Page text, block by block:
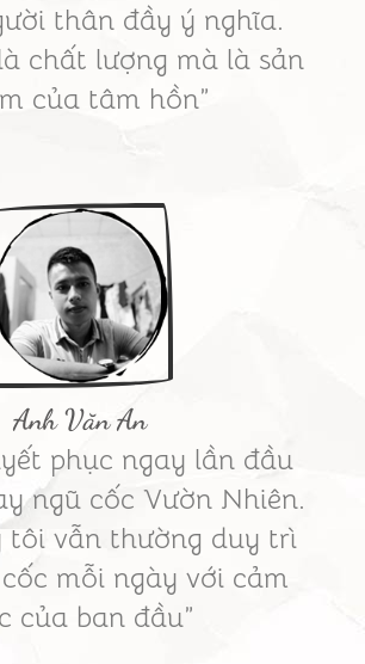
thân đầy ý nghĩa.
chất lượng mà là sản
của tâm hồn”
Anh Văn An
phục ngay lần đầu
ngũ cốc Vườn Nhiên.
tôi vẫn thường duy trì
mỗi ngày với cảm
của ban đầu”